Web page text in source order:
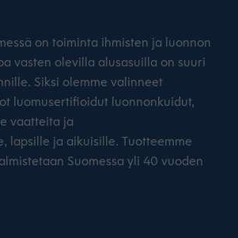
on toiminta ihmisten ja luonnon
vasten olevilla alusasuilla on suuri
Siksi olemme valinneet
luomusertifioidut luonnonkuidut,
vaatteita ja
lapsille ja aikuisille. Tuotteemme
Suomessa yli 40 vuoden